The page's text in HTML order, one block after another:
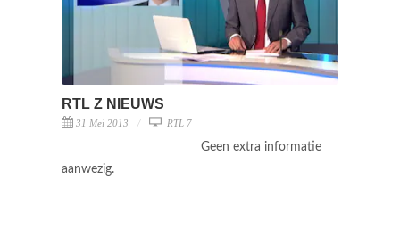
RTL Z NIEUWS
31 Mei 2013 RTL 7
Geen extra informatie
aanwezig.